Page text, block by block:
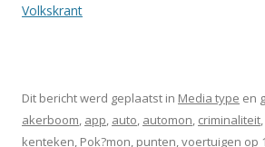
Volkskrant
Dit bericht werd geplaatst in Media type en
akerboom, app, auto, automon, criminaliteit,
kenteken, Pok?mon, punten,voertuigen op